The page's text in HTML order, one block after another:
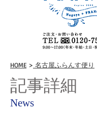
HOME > 名古屋ふらんす便り
記事詳細
News